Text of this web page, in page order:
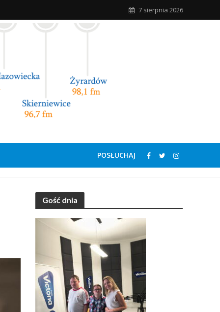
7 sierpnia 2026
POSŁUCHAJ
Gość dnia